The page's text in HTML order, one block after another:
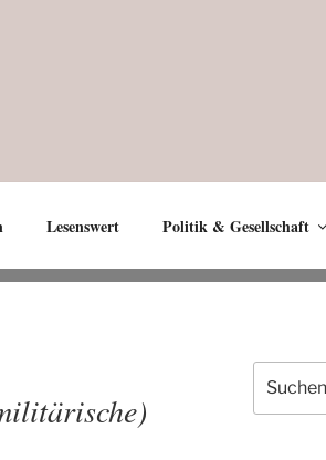
Lesenswert Politik & Gesellschaft
Suche
nach: